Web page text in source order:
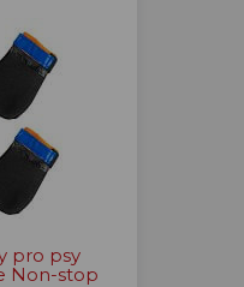
pro psy
Non-stop